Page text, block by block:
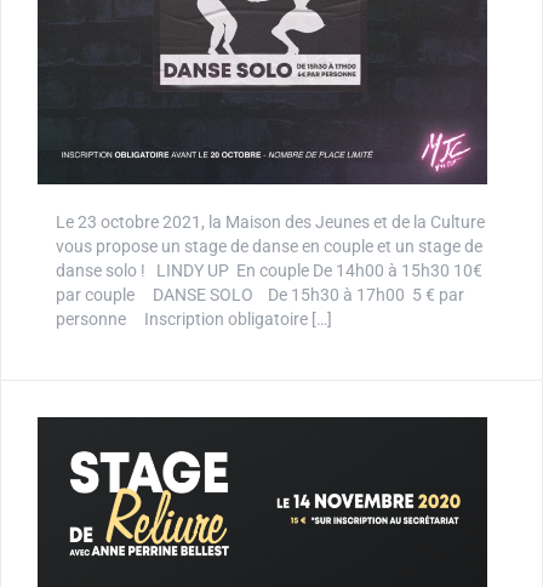
Le 23 octobre 2021, la Maison des Jeunes et de la Culture
vous propose un stage de danse en couple et un stage de
danse solo ! LINDY UP En couple De 14h00 à 15h30 10€
par couple DANSE SOLO De 15h30 à 17h00 5 € par
personne Inscription obligatoire […]